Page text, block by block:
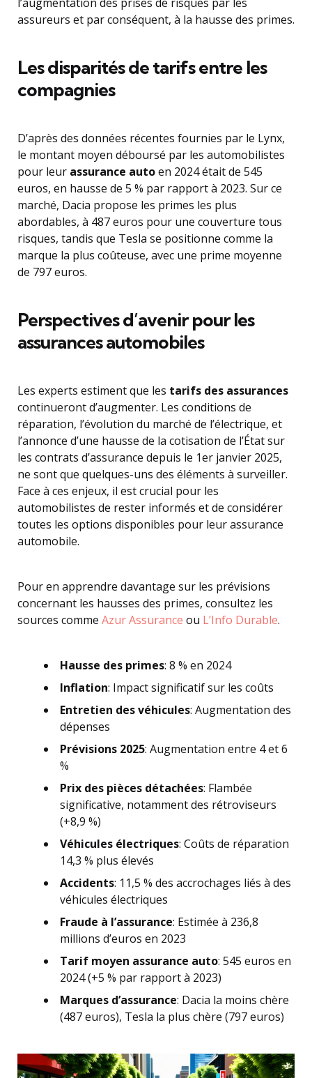
assureurs et par conséquent, à la hausse des primes.
Les disparités de tarifs entre les
compagnies
D’après des données récentes fournies par le Lynx,
le montant moyen déboursé par les automobilistes
pour leur assurance autoen 2024 était de 545
euros, en hausse de 5 % par rapport à 2023. Sur ce
marché, Dacia propose les primes les plus
abordables, à 487 euros pour une couverture tous
risques, tandis que Tesla se positionne comme la
marque la plus coûteuse, avec une prime moyenne
de 797 euros.
Perspectives d’avenir pour les
assurances automobiles
Les experts estiment que les tarifs des assurances
continueront d’augmenter. Les conditions de
réparation, l’évolution du marché de l’électrique, et
l’annonce d’une hausse de la cotisation de l’État sur
les contrats d’assurance depuis le 1er janvier 2025,
ne sont que quelques-uns des éléments à surveiller.
Face à ces enjeux, il est crucial pour les
automobilistes de rester informés et de considérer
toutes les options disponibles pour leur assurance
automobile.
Pour en apprendre davantage sur les prévisions
concernant les hausses des primes, consultez les
sources comme Azur Assurance ou L’Info Durable.
Hausse des primes: 8 % en 2024
Inflation: Impact significatif sur les coûts
Entretien des véhicules: Augmentation des
dépenses
Prévisions 2025: Augmentation entre 4 et 6
%
Prix des pièces détachées: Flambée
significative, notamment des rétroviseurs
(+8,9 %)
Véhicules électriques: Coûts de réparation
14,3 % plus élevés
Accidents: 11,5 % des accrochages liés à des
véhicules électriques
Fraude à l’assurance: Estimée à 236,8
millions d’euros en 2023
Tarif moyen assurance auto: 545 euros en
2024 (+5 % par rapport à 2023)
Marques d’assurance: Dacia la moins chère
(487 euros), Tesla la plus chère (797 euros)